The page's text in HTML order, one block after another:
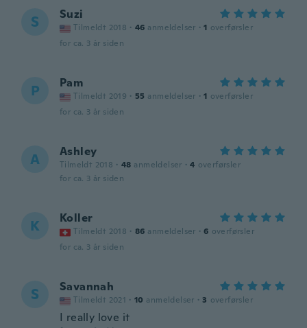
S Suzi
Tilmeldt 2018 · 46 anmeldelser · 1 overførsler
for ca. 3 år siden
P Pam
Tilmeldt 2019 · 55 anmeldelser · 1 overførsler
for ca. 3 år siden
A Ashley
Tilmeldt 2018 · 48 anmeldelser · 4 overførsler
for ca. 3 år siden
K Koller
Tilmeldt 2018 · 86 anmeldelser · 6 overførsler
for ca. 3 år siden
S Savannah
Tilmeldt 2021 · 10 anmeldelser · 3 overførsler
I really love it